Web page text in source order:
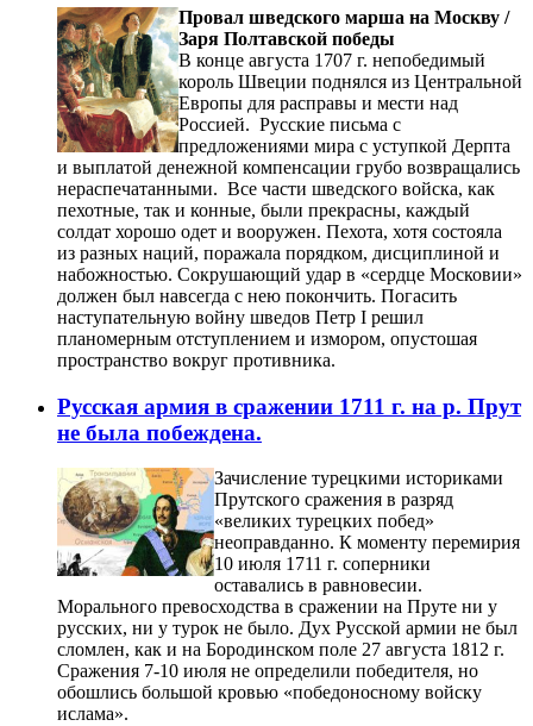
Провал шведского марша на Москву /
Заря Полтавской победы
В конце августа 1707 г. непобедимый
король Швеции поднялся из Центральной
Европы для расправы и мести над
Россией. Русские письма с
предложениями мира с уступкой Дерпта
и выплатой денежной компенсации грубо возвращались
нераспечатанными. Все части шведского войска, как
пехотные, так и конные, были прекрасны, каждый
солдат хорошо одет и вооружен. Пехота, хотя состояла
из разных наций, поражала порядком, дисциплиной и
набожностью. Сокрушающий удар в «сердце Московии»
должен был навсегда с нею покончить. Погасить
наступательную войну шведов Петр I решил
планомерным отступлением и измором, опустошая
пространство вокруг противника.
Русская армия в сражении 1711 г. на р. Прут
не была побеждена.
Зачисление турецкими историками
Прутского сражения в разряд
«великих турецких побед»
неоправданно. К моменту перемирия
10 июля 1711 г. соперники
оставались в равновесии.
Морального превосходства в сражении на Пруте ни у
русских, ни у турок не было. Дух Русской армии не был
сломлен, как и на Бородинском поле 27 августа 1812 г.
Сражения 7-10 июля не определили победителя, но
обошлись большой кровью «победоносному войску
ислама».